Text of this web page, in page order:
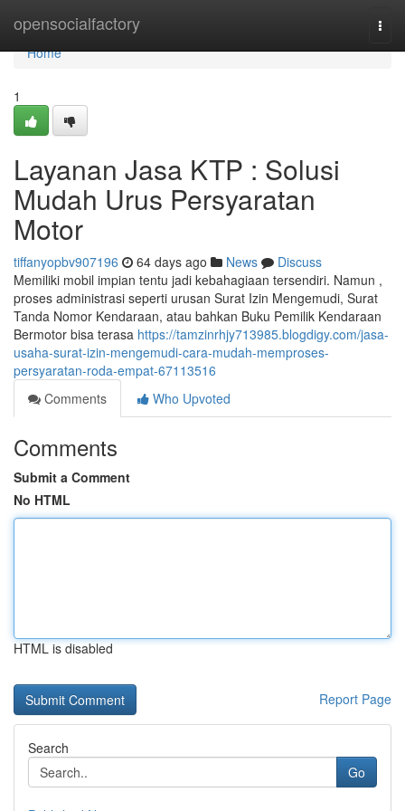
opensocialfactory
Home
Home
1
Layanan Jasa KTP : Solusi
Mudah Urus Persyaratan
Motor
tiffanyopbv907196 64 days ago News
Discuss
Memiliki mobil impian tentu jadi kebahagiaan tersendiri. Namun ,
proses administrasi seperti urusan Surat Izin Mengemudi, Surat
Tanda Nomor Kendaraan, atau bahkan Buku Pemilik Kendaraan
Bermotor bisa terasa https://tamzinrhjy713985.blogdigy.com/jasa-
usaha-surat-izin-mengemudi-cara-mudah-memproses-
persyaratan-roda-empat-67113516
Comments
Who Upvoted
Comments
Submit a Comment
No HTML
HTML is disabled
Report Page
Search
Go